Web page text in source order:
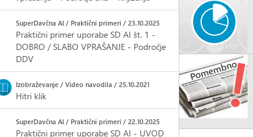
SuperDavčna AI / Praktični primeri / 23.10.2025
Praktični primer uporabe SD AI št. 1 -
DOBRO / SLABO VPRAŠANJE - Področje
DDV
Izobraževanje / Video navodila / 25.10.2021
Hitri klik
SuperDavčna AI / Praktični primeri / 22.10.2025
Praktični primer uporabe SD AI - UVOD